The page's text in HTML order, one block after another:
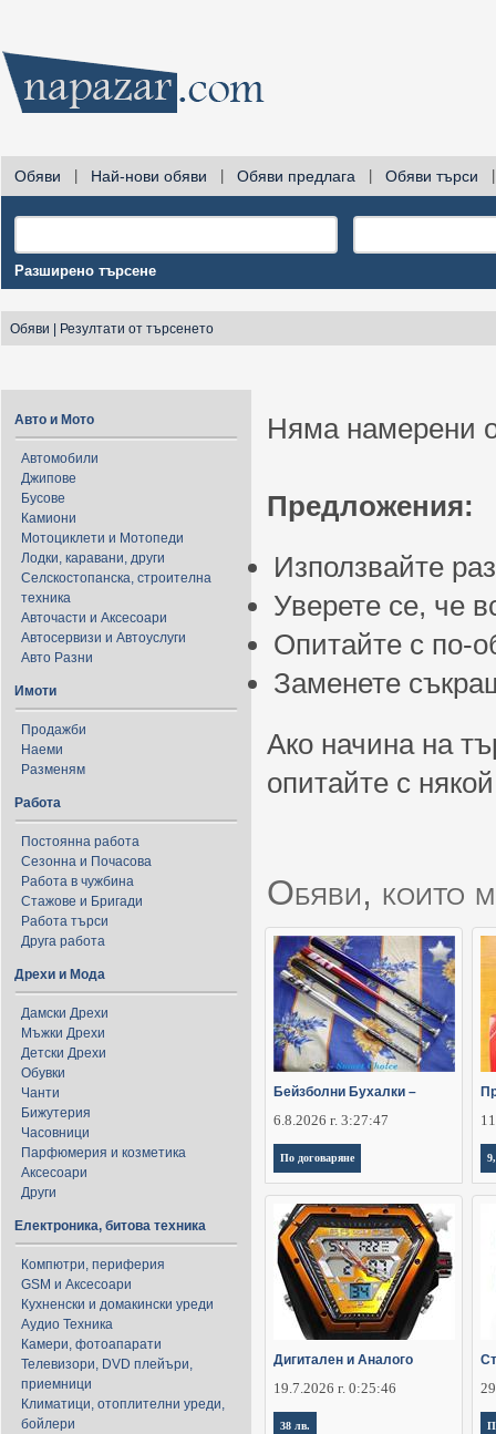
Обяви Най-нови обяви Обяви предлага Обяви търси
Разширено търсене
Обяви Резултати от търсенето
Авто и Мото
Автомобили
Джипове
Бусове
Камиони
Мотоциклети и Мотопеди
Лодки, каравани, други
Селскостопанска, строителна
техника
Авточасти и Аксесоари
Автосервизи и Автоуслуги
Авто Разни
Имоти
Продажби
Наеми
Разменям
Работа
Постоянна работа
Сезонна и Почасова
Работа в чужбина
Стажове и Бригади
Работа търси
Друга работа
Дрехи и Мода
Дамски Дрехи
Мъжки Дрехи
Детски Дрехи
Обувки
Чанти
Бижутерия
Часовници
Парфюмерия и козметика
Аксесоари
Други
Електроника, битова техника
Компютри, периферия
GSM и Аксесоари
Кухненски и домакински уреди
Аудио Техника
Камери, фотоапарати
Телевизори, DVD плейъри,
приемници
Климатици, отоплителни уреди,
бойлери
Няма намерени
Предложения:
Използвайте
Уверете се, че
Опитайте с по-
Заменете
Ако начина на
опитайте с
Обяви, които
Бейзболни Бухалки –
6.8.2026 г. 3:27:47
По договаряне
Дигитален и Аналого
19.7.2026 г. 0:25:46
38 лв.